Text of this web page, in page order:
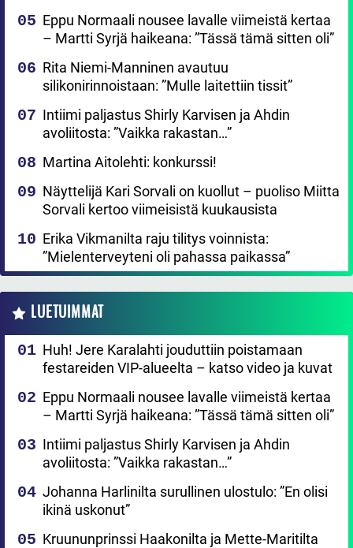
Eppu Normaali nousee lavalle viimeistä kertaa
– Martti Syrjä haikeana: ”Tässä tämä sitten oli”
Rita Niemi-Manninen avautuu
silikonirinnoistaan: ”Mulle laitettiin tissit”
Intiimi paljastus Shirly Karvisen ja Ahdin
avoliitosta: ”Vaikka rakastan…”
Martina Aitolehti: konkurssi!
Näyttelijä Kari Sorvali on kuollut – puoliso Miitta
Sorvali kertoo viimeisistä kuukausista
Erika Vikmanilta raju tilitys voinnista:
”Mielenterveyteni oli pahassa paikassa”
LUETUIMMAT
Huh! Jere Karalahti jouduttiin poistamaan
festareiden VIP-alueelta – katso video ja kuvat
Eppu Normaali nousee lavalle viimeistä kertaa
– Martti Syrjä haikeana: ”Tässä tämä sitten oli”
Intiimi paljastus Shirly Karvisen ja Ahdin
avoliitosta: ”Vaikka rakastan…”
Johanna Harlinilta surullinen ulostulo: ”En olisi
ikinä uskonut”
Kruununprinssi Haakonilta ja Mette-Maritilta